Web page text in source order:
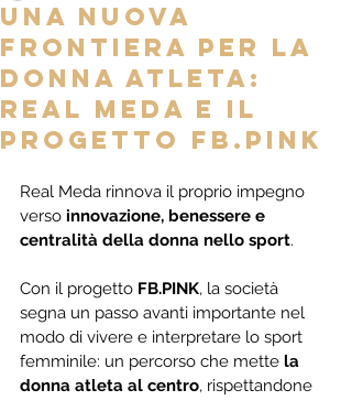
Una nuova
frontiera per la
donna atleta:
Real Meda e il
progetto FB.PInk
Real Meda rinnova il proprio impegno
verso innovazione, benessere e
centralità della donna nello sport.
Con il progetto FB.PINK, la società
segna un passo avanti importante nel
modo di vivere e interpretare lo sport
femminile: un percorso che mette la
donna atleta al centro, rispettandone